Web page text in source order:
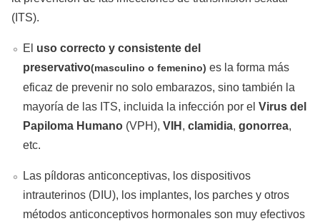
(ITS).
El uso correcto y consistente del
preservativo(masculino o femenino) es la forma más
eficaz de prevenir no solo embarazos, sino también la
mayoría de las ITS, incluida la infección por el Virus del
Papiloma Humano (VPH), VIH , clamidia, gonorrea,
etc.
Las píldoras anticonceptivas, los dispositivos
intrauterinos (DIU), los implantes, los parches y otros
métodos anticonceptivos hormonales son muy efectivos